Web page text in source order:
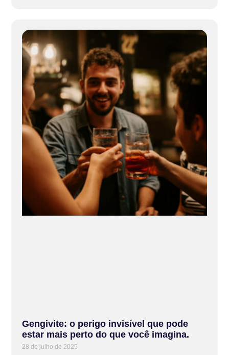
Gengivite: o perigo invisível que pode
estar mais perto do que você imagina.
28 de julho de 2025